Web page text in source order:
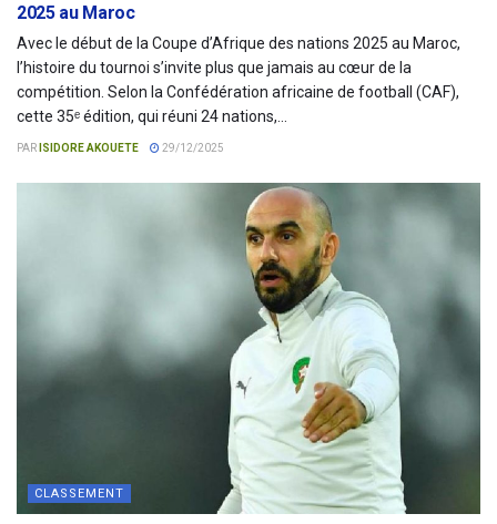
2025 au Maroc
Avec le début de la Coupe d’Afrique des nations 2025 au Maroc,
l’histoire du tournoi s’invite plus que jamais au cœur de la
compétition. Selon la Confédération africaine de football (CAF),
cette 35ᵉ édition, qui réuni 24 nations,...
PAR ISIDORE AKOUETE 29/12/2025
CLASSEMENT